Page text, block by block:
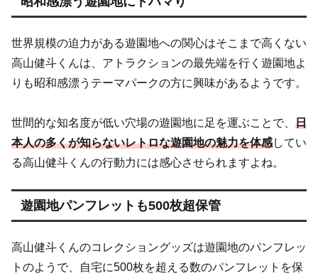
世界規模の迫力がある遊園地への関心はそこまで高くない
高山健斗くんは、アトラクションの最先端を行く遊園地よ
りも昭和感漂うテーマパークの方に興味があるようです。
世間的な知名度が低い穴場の遊園地に足を運ぶことで、 日
本人の多くが知らないレトロな遊園地の魅力を体感してい
る高山健斗くんの行動力には感心させられますよね。
遊園地パンフレットも500枚超保管
高山健斗くんのコレクショングッズは遊園地のパンフレッ
トのようで、自宅に500枚を超える数のパンフレットを保